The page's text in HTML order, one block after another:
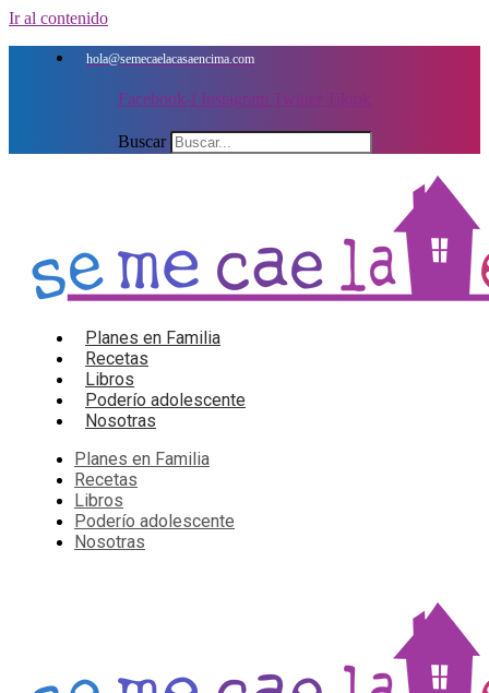
Ir al contenido
hola@semecaelacasaencima.com
Facebook-f Instagram Twitter
Buscar
Planes en Familia
Recetas
Libros
Poderío adolescente
Nosotras
Planes en Familia
Recetas
Libros
Poderío adolescente
Nosotras